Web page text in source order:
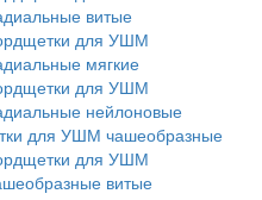
витые
для УШМ
мягкие
для УШМ
нейлоновые
для УШМ чашеобразные
для УШМ
витые